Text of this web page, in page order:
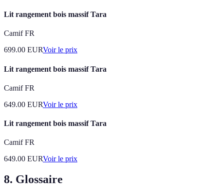
Lit rangement bois massif Tara
Camif FR
699.00 EURVoir le prix
Lit rangement bois massif Tara
Camif FR
649.00 EURVoir le prix
Lit rangement bois massif Tara
Camif FR
649.00 EURVoir le prix
8. Glossaire